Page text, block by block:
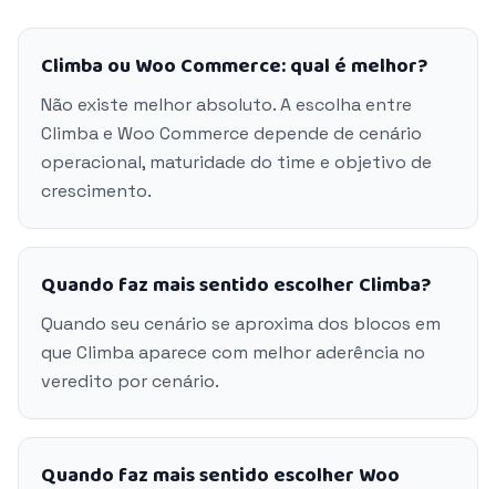
Climba ou Woo Commerce: qual é melhor?
Não existe melhor absoluto. A escolha entre
Climba e Woo Commerce depende de cenário
operacional, maturidade do time e objetivo de
crescimento.
Quando faz mais sentido escolher Climba?
Quando seu cenário se aproxima dos blocos em
que Climba aparece com melhor aderência no
veredito por cenário.
Quando faz mais sentido escolher Woo